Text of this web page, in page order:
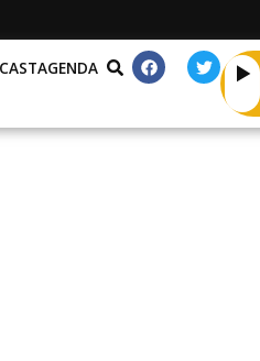
AGENDA